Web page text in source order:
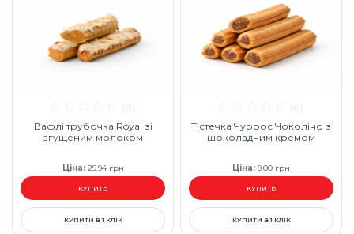
(0)
Вафлі трубочка Royal зі
згущеним молоком
Ціна:29.94 грн
КУПИТЬ
КУПИТИ В 1 КЛІК
(0)
Тістечка Чуррос Чоколіно з
шоколадним кремом
Ціна: 9.00 грн
КУПИТЬ
КУПИТИ В 1 КЛІК